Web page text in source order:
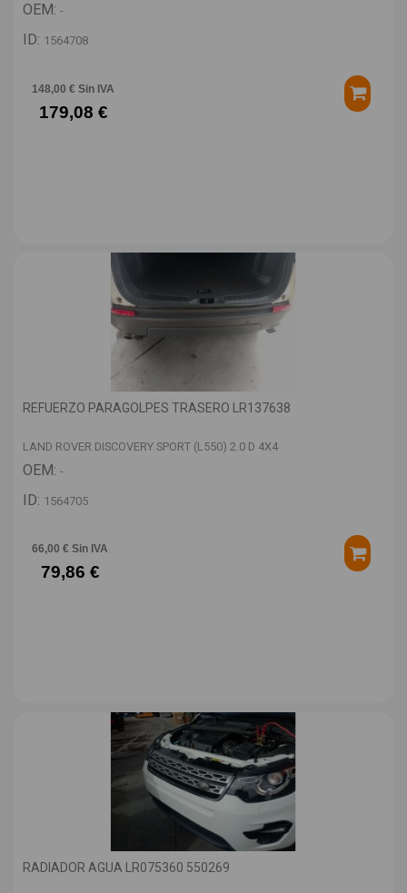
OEM: -
ID: 1564708
148,00 € Sin IVA
179,08 €
REFUERZO PARAGOLPES TRASERO LR137638
LAND ROVER DISCOVERY SPORT (L550) 2.0 D 4X4
OEM: -
ID: 1564705
66,00 € Sin IVA
79,86 €
RADIADOR AGUA LR075360 550269